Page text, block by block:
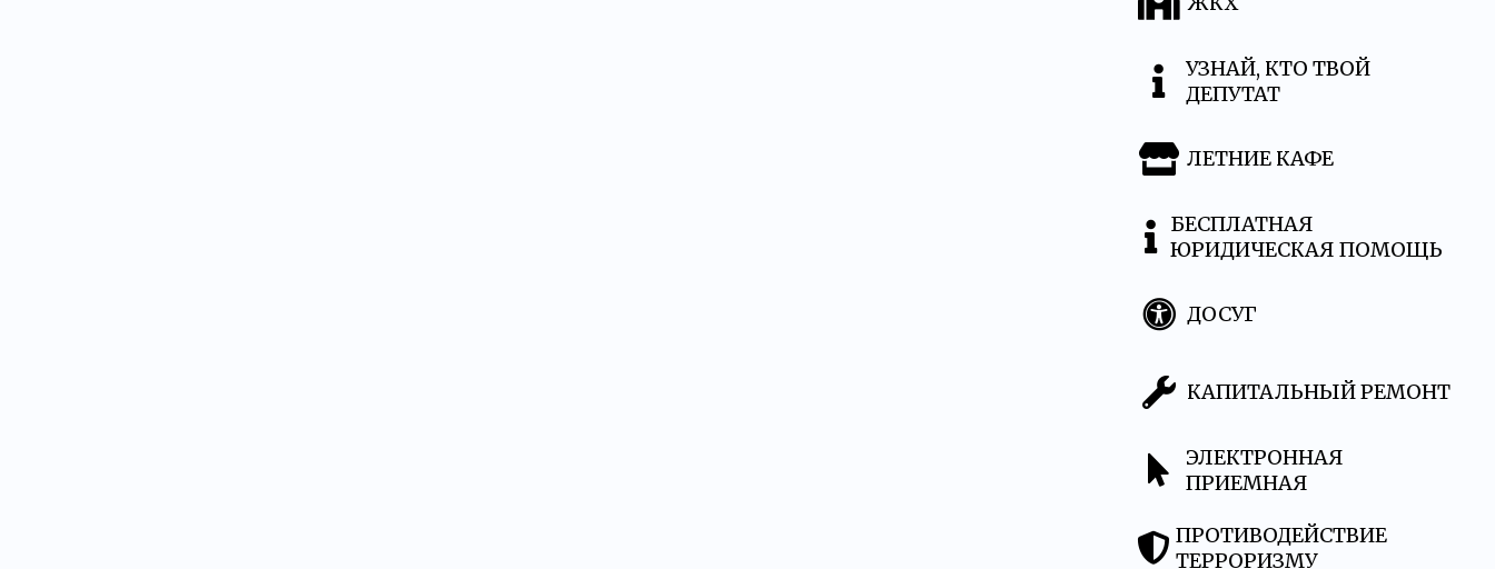
УЗНАЙ, КТО ТВОЙ
ДЕПУТАТ
ЛЕТНИЕ КАФЕ
БЕСПЛАТНАЯ
ЮРИДИЧЕСКАЯ ПОМОЩЬ
ДОСУГ
КАПИТАЛЬНЫЙ РЕМОНТ
ЭЛЕКТРОННАЯ
ПРИЕМНАЯ
ПРОТИВОДЕЙСТВИЕ
ТЕРРОРИЗМУ